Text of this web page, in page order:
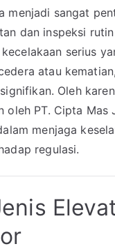
menjadi sangat
dan inspeksi
serius
atau
Oleh
oleh PT. Cipta Mas
menjaga
regulasi.